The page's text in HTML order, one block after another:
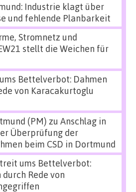
Industrie klagt über
und fehlende Planbarkeit
Stromnetz und
stellt die Weichen für
Bettelverbot: Dahmen
von Karacakurtoglu
(PM) zu Anschlag in
Überprüfung der
beim CSD in Dortmund
ums Bettelverbot:
Rede von